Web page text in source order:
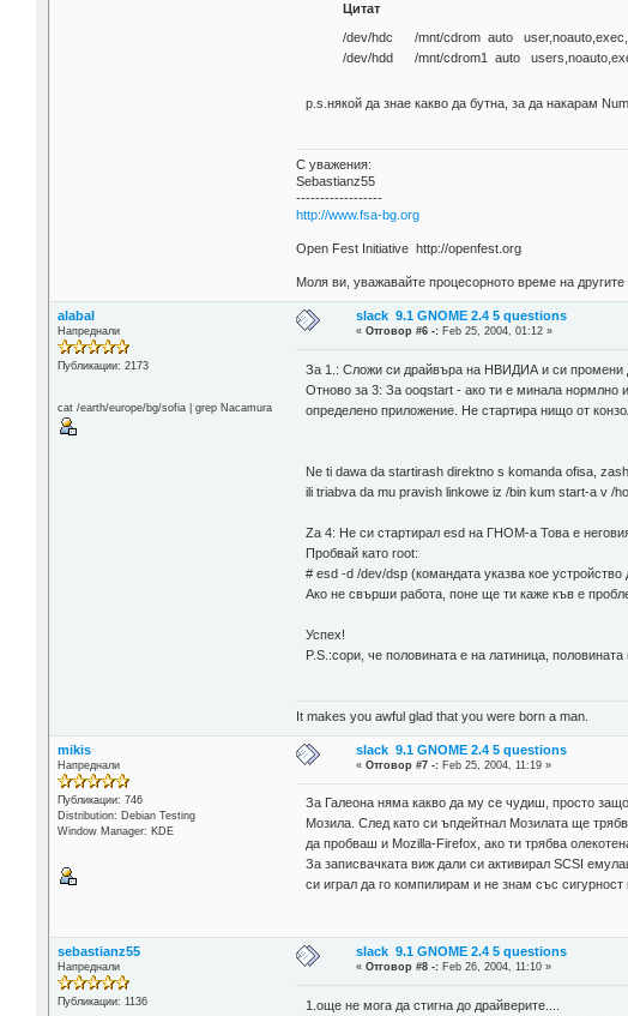
Цитат
/dev/hdc /mnt/cdrom auto
/dev/hdd /mnt/cdrom1 auto
p.s.някой да знае какво да бутна, за да накарам
С уважения:
Sebastianz55
------------------
http://www.fsa-bg.org
Open Fest Initiative http://openfest.org
Моля ви, уважавайте процесорното време на
alabal
Напреднали
Публикации: 2173
cat /earth/europe/bg/sofia | grep Nacamura
slack 9.1 GNOME 2.4 5 questions
«Отговор #6 -: Feb 25, 2004, 01:12 »
За 1.: Сложи си драйвъра на НВИДИА и си промени
Отново за 3: За ooqstart - ако ти е минала нормлно
определено приложение. Не стартира нищо от
Ne ti dawa da startirash direktno s komanda ofisa,
ili triabva da mu pravish linkowe iz /bin kum start-a v /
Za 4: Не си стартирал esd на ГНОМ-а Това е
Пробвай като root:
# esd -d /dev/dsp (командата указва кое устройство
Ако не свърши работа, поне ще ти каже къв е
Успех!
P.S.:сори, че половината е на латиница,
It makes you awful glad that you were born a man.
mikis
Напреднали
Публикации: 746
Distribution: Debian Testing
Window Manager: KDE
slack 9.1 GNOME 2.4 5 questions
«Отговор #7 -: Feb 25, 2004, 11:19 »
За Галеона няма какво да му се чудиш, просто
Мозила. След като си ъпдейтнал Мозилата ще
да пробваш и Mozilla-Firefox, ако ти трябва
За записвачката виж дали си активирал SCSI
си играл да го компилирам и не знам със сигурност
sebastianz55
Напреднали
Публикации: 1136
slack 9.1 GNOME 2.4 5 questions
«Отговор #8 -: Feb 26, 2004, 11:10 »
1.още не мога да стигна до драйверите....